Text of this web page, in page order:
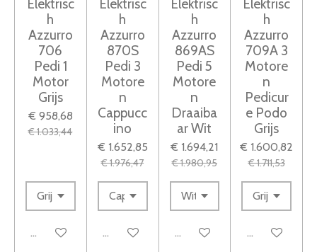
Elektrisc
h
Azzurro
706
Pedi 1
Motor
Grijs
€ 958,68
€ 1.033,44
Houd mij op de hoogte
Elektrisc
h
Azzurro
870S
Pedi 3
Motore
n
Cappucc
ino
€ 1.652,85
€ 1.976,47
In winkelwagen
Elektrisc
h
Azzurro
869AS
Pedi 5
Motore
n
Draaiba
ar Wit
€ 1.694,21
€ 1.980,95
In winkelwagen
Elektrisc
h
Azzurro
709A 3
Motore
n
Pedicur
e Podo
Grijs
€ 1.600,82
€ 1.711,53
In